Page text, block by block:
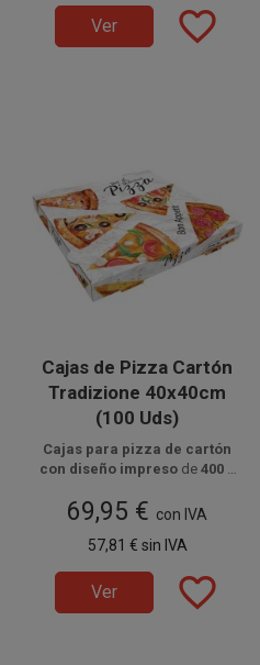
Ver favorite_border
Cajas de Pizza Cartón
Tradizione 40x40cm
(100 Uds)
Cajas para pizza de cartón
con diseño impreso de 400 x
aptas para uso alimentario,
ideales para transportar pizzas
grandes con seguridad.
paquetes de 100 unidades.
69,95 € con IVA
57,81 € sin IVA
Ver favorite_border